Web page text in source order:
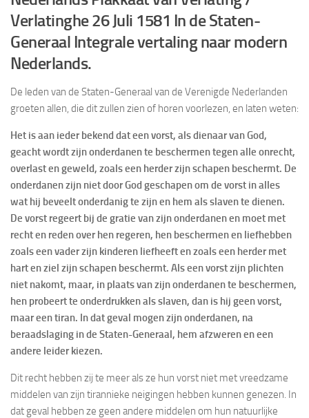
Verlatinghe 26 Juli 1581 In de Staten-
Generaal Integrale vertaling naar modern
Nederlands.
De leden van de Staten-Generaal van de Verenigde Nederlanden
groeten allen, die dit zullen zien of horen voorlezen, en laten weten:
Het is aan ieder bekend dat een vorst, als dienaar van God,
geacht wordt zijn onderdanen te beschermen tegen alle onrecht,
overlast en geweld, zoals een herder zijn schapen beschermt. De
onderdanen zijn niet door God geschapen om de vorst in alles
wat hij beveelt onderdanig te zijn en hem als slaven te dienen.
De vorst regeert bij de gratie van zijn onderdanen en moet met
recht en reden over hen regeren, hen beschermen en liefhebben
zoals een vader zijn kinderen liefheeft en zoals een herder met
hart en ziel zijn schapen beschermt. Als een vorst zijn plichten
niet nakomt, maar, in plaats van zijn onderdanen te beschermen,
hen probeert te onderdrukken als slaven, dan is hij geen vorst,
maar een tiran. In dat geval mogen zijn onderdanen, na
beraadslaging in de Staten-Generaal, hem afzweren en een
andere leider kiezen.
Dit recht hebben zij te meer als ze hun vorst niet met vreedzame
middelen van zijn tirannieke neigingen hebben kunnen genezen. In
dat geval hebben ze geen andere middelen om hun natuurlijke